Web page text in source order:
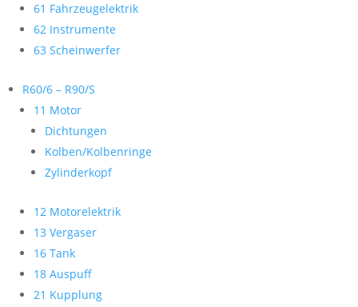
61 Fahrzeugelektrik
62 Instrumente
63 Scheinwerfer
R60/6 – R90/S
11 Motor
Dichtungen
Kolben/Kolbenringe
Zylinderkopf
12 Motorelektrik
13 Vergaser
16 Tank
18 Auspuff
21 Kupplung